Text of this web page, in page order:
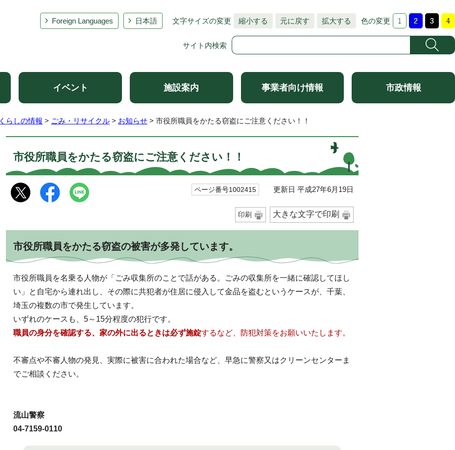
Foreign Languages 日本語 文字サイズの変更 縮小する 元に戻す 拡大する 色の変更
サイト内検索
イベント 施設案内 事業者向け情報 市政情報
くらしの情報 > ごみ・リサイクル > お知らせ > 市役所職員をかたる窃盗にご注意ください！！
市役所職員をかたる窃盗にご注意ください！！
ページ番号1002415 更新日 平成27年6月19日
印刷 大きな文字で印刷
市役所職員をかたる窃盗の被害が多発しています。
市役所職員を名乗る人物が「ごみ収集所のことで話がある。ごみの収集所を一緒に確認してほし
い」と自宅から連れ出し、その際に共犯者が住居に侵入して金品を盗むというケースが、千葉、
埼玉の複数の市で発生しています。
いずれのケースも、5～15分程度の犯行です。
職員の身分を確認する、家の外に出るときは必ず施錠するなど、防犯対策をお願いいたします。
不審点や不審人物の発見、実際に被害に合われた場合など、早急に警察又はクリーンセンターま
でご相談ください。
流山警察
04-7159-0110